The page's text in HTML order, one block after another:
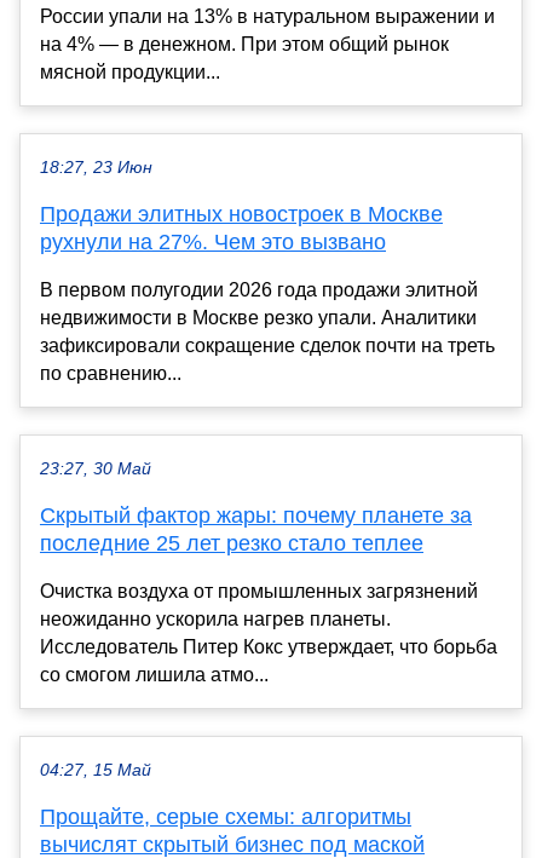
России упали на 13% в натуральном выражении и
на 4% — в денежном. При этом общий рынок
мясной продукции...
18:27, 23 Июн
Продажи элитных новостроек в Москве
рухнули на 27%. Чем это вызвано
В первом полугодии 2026 года продажи элитной
недвижимости в Москве резко упали. Аналитики
зафиксировали сокращение сделок почти на треть
по сравнению...
23:27, 30 Май
Скрытый фактор жары: почему планете за
последние 25 лет резко стало теплее
Очистка воздуха от промышленных загрязнений
неожиданно ускорила нагрев планеты.
Исследователь Питер Кокс утверждает, что борьба
со смогом лишила атмо...
04:27, 15 Май
Прощайте, серые схемы: алгоритмы
вычислят скрытый бизнес под маской